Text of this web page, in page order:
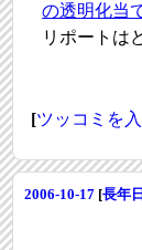
の透明化当
リポートは
[ツッコミを
2006-10-17 [長年